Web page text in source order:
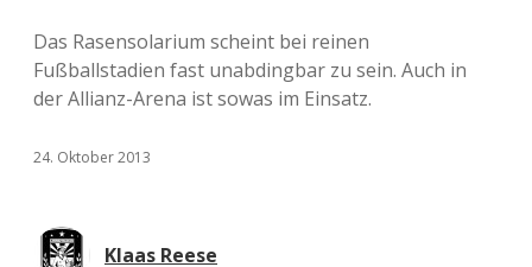
Das Rasensolarium scheint bei reinen
Fußballstadien fast unabdingbar zu sein. Auch in
der Allianz-Arena ist sowas im Einsatz.
24. Oktober 2013
Klaas Reese